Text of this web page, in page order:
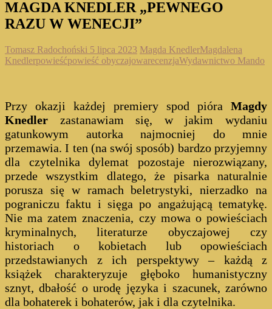
MAGDA KNEDLER „PEWNEGO
RAZU W WENECJI”
Tomasz Radochoński 5 lipca 2023 Magda KnedlerMagdalena
Knedlerpowieśćpowieść obyczajowarecenzjaWydawnictwo Mando
Przy okazji każdej premiery spod pióra Magdy
Knedler zastanawiam się, w jakim wydaniu
gatunkowym autorka najmocniej do mnie
przemawia. I ten (na swój sposób) bardzo przyjemny
dla czytelnika dylemat pozostaje nierozwiązany,
przede wszystkim dlatego, że pisarka naturalnie
porusza się w ramach beletrystyki, nierzadko na
pograniczu faktu i sięga po angażującą tematykę.
Nie ma zatem znaczenia, czy mowa o powieściach
kryminalnych, literaturze obyczajowej czy
historiach o kobietach lub opowieściach
przedstawianych z ich perspektywy – każdą z
książek charakteryzuje głęboko humanistyczny
sznyt, dbałość o urodę języka i szacunek, zarówno
dla bohaterek i bohaterów, jak i dla czytelnika.